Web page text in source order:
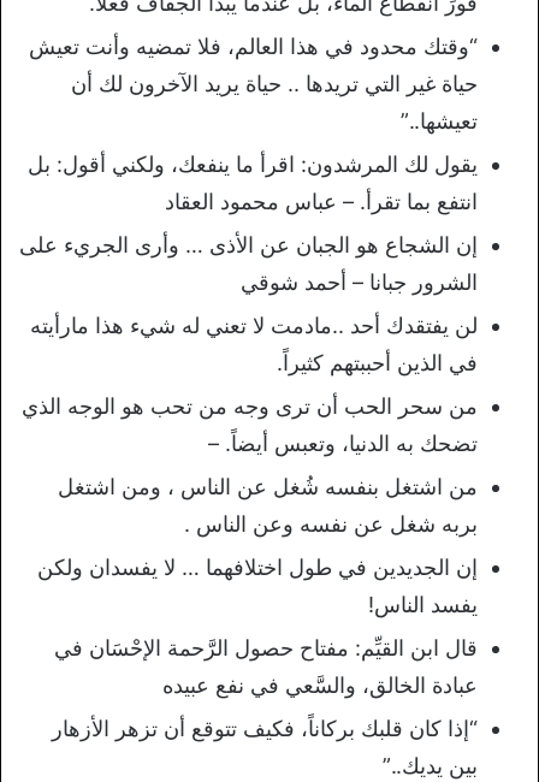
“وقتك محدود في هذا العالم، فلا تمضيه وأنت تعيش
حياة غير التي تريدها .. حياة يريد الآخرون لك أن
تعيشها..”
يقول لك المرشدون: اقرأ ما ينفعك، ولكني أقول: بل
انتفع بما تقرأ. – عباس محمود العقاد
إن الشجاع هو الجبان عن الأذى … وأرى الجريء على
الشرور جبانا – أحمد شوقي
لن يفتقدك أحد ..مادمت لا تعني له شيء هذا مارأيته
في الذين أحببتهم كثيراً.
من سحر الحب أن ترى وجه من تحب هو الوجه الذي
تضحك به الدنيا، وتعبس أيضاً. –
من اشتغل بنفسه شُغل عن الناس ، ومن اشتغل
بربه شغل عن نفسه وعن الناس .
إن الجديدين في طول اختلافهما … لا يفسدان ولكن
يفسد الناس!
قال ابن القيِّم: مفتاح حصول الرَّحمة الإحْسَان في
عبادة الخالق، والسَّعي في نفع عبيده
“إذا كان قلبك بركاناً، فكيف تتوقع أن تزهر الأزهار
بين يديك..”